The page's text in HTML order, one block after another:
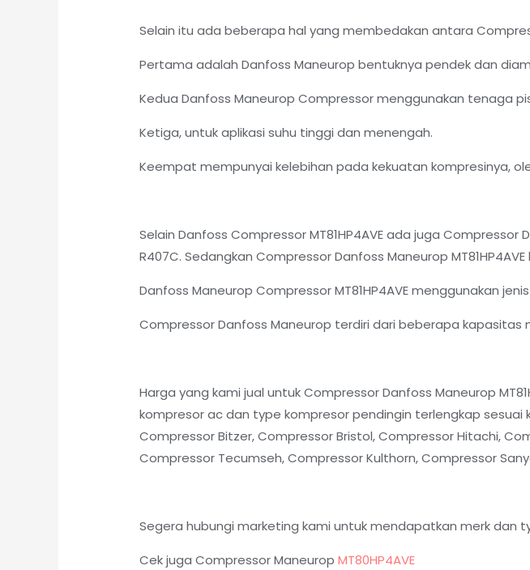
Selain itu ada beberapa hal yang membedakan antara
Pertama adalah Danfoss Maneurop bentuknya pendek dan
Kedua Danfoss Maneurop Compressor menggunakan tenaga
Ketiga, untuk aplikasi suhu tinggi dan menengah.
Keempat mempunyai kelebihan pada kekuatan kompresinya,
Selain Danfoss Compressor MT81HP4AVE ada juga Compressor
R407C. Sedangkan Compressor Danfoss Maneurop
Danfoss Maneurop Compressor MT81HP4AVE menggunakan
Compressor Danfoss Maneurop terdiri dari beberapa kapasitas
Harga yang kami jual untuk Compressor Danfoss Maneurop
kompresor ac dan type kompresor pendingin terlengkap sesuai
Compressor Bitzer, Compressor Bristol, Compressor Hitachi,
Compressor Tecumseh, Compressor Kulthorn, Compressor
Segera hubungi marketing kami untuk mendapatkan merk dan
Cek juga Compressor ManeuropMT80HP4AVE